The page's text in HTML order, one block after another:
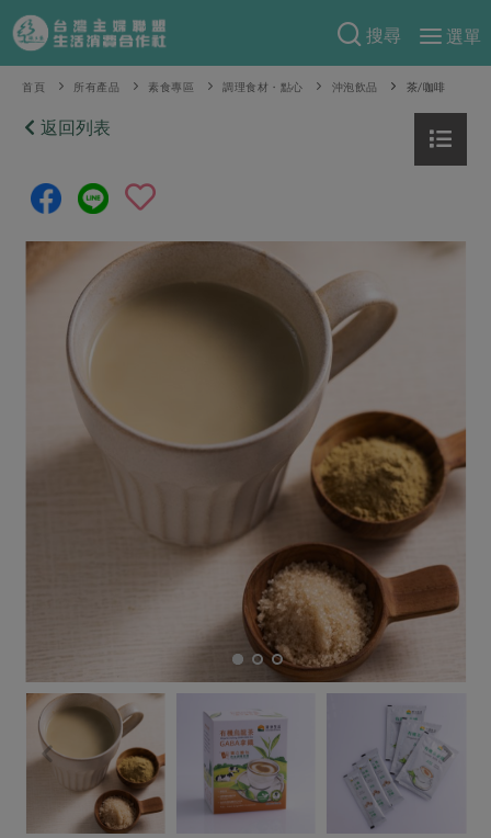
搜尋
選單
產品分類
當季蔬果
芽苗類
辛香料類
奶蛋豆・五穀
米麵雜糧
水產
烘焙
休閒零嘴 沖泡飲品
保健食品
居家好物
美妝保養
食譜料理
食材
漬物
涼拌沙拉
特別企畫
預購活動
把最好的台灣味帶回家！
防災用品預購圓滿結束
2026年端午節預購圓滿結束
更多預購活動
合作25-經典快閃最後一週
議題活動
主婦聯盟X樂齡網特約優惠案
30%rPET紅烏龍茶
2024農業發展計畫年度報告
綠主張
觀點文章
一籃菜真心話
社內大小事 合作聯合國
生活提案
親子食育
惜食
支持本土農糧
廢核運動 能源議題
減添加物 減塑減廢
公益金 食農教育
更多議題
關於合作社
認識合作社
關於我們
合作社組織
社員權益
合作社法規
社務專區
重要公告
首頁 所有產品 素食專區 調理食材・點心 沖泡飲品 茶/咖啡
返回列表